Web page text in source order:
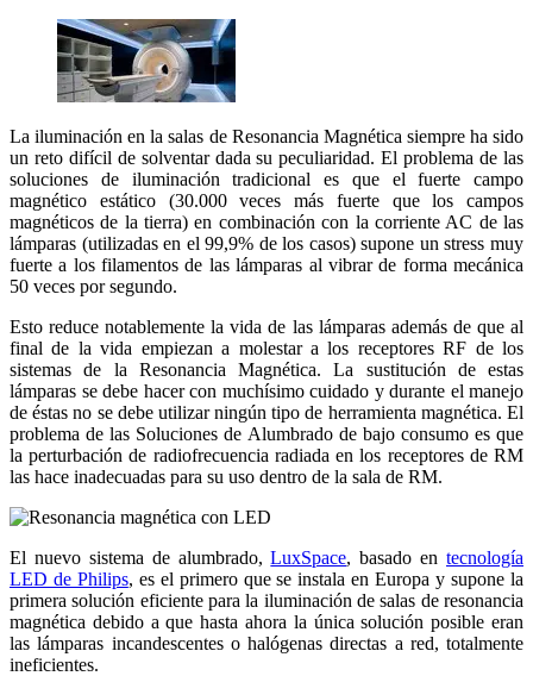
La iluminación en la salas de Resonancia Magnética siempre ha sido
un reto difícil de solventar dada su peculiaridad. El problema de las
soluciones de iluminación tradicional es que el fuerte campo
magnético estático (30.000 veces más fuerte que los campos
magnéticos de la tierra) en combinación con la corriente AC de las
lámparas (utilizadas en el 99,9% de los casos) supone un stress muy
fuerte a los filamentos de las lámparas al vibrar de forma mecánica
50 veces por segundo.
Esto reduce notablemente la vida de las lámparas además de que al
final de la vida empiezan a molestar a los receptores RF de los
sistemas de la Resonancia Magnética. La sustitución de estas
lámparas se debe hacer con muchísimo cuidado y durante el manejo
de éstas no se debe utilizar ningún tipo de herramienta magnética. El
problema de las Soluciones de Alumbrado de bajo consumo es que
la perturbación de radiofrecuencia radiada en los receptores de RM
las hace inadecuadas para su uso dentro de la sala de RM.
El nuevo sistema de alumbrado,LuxSpace, basado en tecnología
LED de Philips, es el primero que se instala en Europa y supone la
primera solución eficiente para la iluminación de salas de resonancia
magnética debido a que hasta ahora la única solución posible eran
las lámparas incandescentes o halógenas directas a red, totalmente
ineficientes.